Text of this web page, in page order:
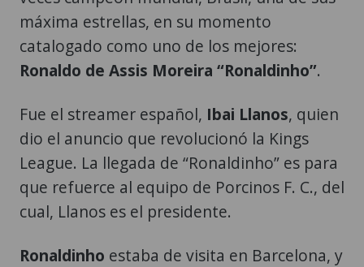
máxima estrellas, en su momento
catalogado como uno de los mejores:
Ronaldo de Assis Moreira “Ronaldinho”.
Fue el streamer español, Ibai Llanos, quien
dio el anuncio que revolucionó la Kings
League. La llegada de “Ronaldinho” es para
que refuerce al equipo de Porcinos F. C., del
cual, Llanos es el presidente.
Ronaldinho estaba de visita en Barcelona, y